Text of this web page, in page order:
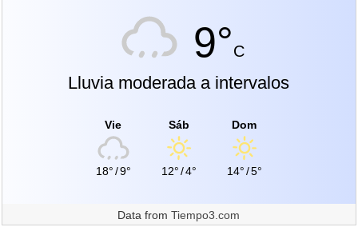
9°C
Lluvia moderada a intervalos
Vie
18°/9°
Sáb
12°/4°
Dom
14°/5°
Data fromTiempo3.com